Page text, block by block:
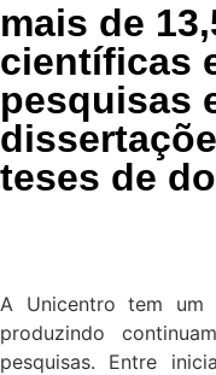
mais de
científicas
pesquisas
teses de
A Unicentro tem um
produzindo
pesquisas. Entre